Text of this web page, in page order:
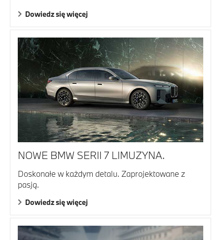
Dowiedz się więcej
NOWE BMW SERII 7 LIMUZYNA.
Doskonałe w każdym detalu. Zaprojektowane z
pasją.
Dowiedz się więcej